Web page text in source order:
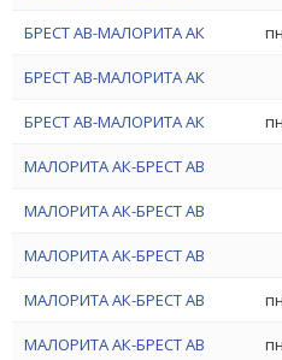
БРЕСТ АВ-МАЛОРИТА АК
БРЕСТ АВ-МАЛОРИТА АК
БРЕСТ АВ-МАЛОРИТА АК
МАЛОРИТА АК-БРЕСТ АВ
МАЛОРИТА АК-БРЕСТ АВ
МАЛОРИТА АК-БРЕСТ АВ
МАЛОРИТА АК-БРЕСТ АВ
МАЛОРИТА АК-БРЕСТ АВ